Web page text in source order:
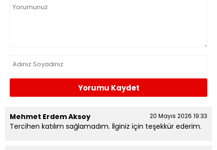
Yorumu Kaydet
Mehmet Erdem Aksoy 20 Mayıs 2026 19:33
Tercihen katılım sağlamadım. İlginiz için teşekkür ederim.